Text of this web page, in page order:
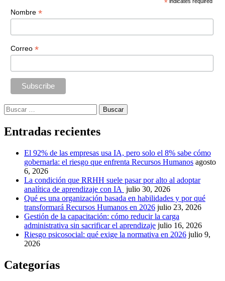
*
Nombre *
Correo *
Buscar:
Entradas recientes
El 92% de las empresas usa IA, pero solo el 8% sabe cómo
gobernarla: el riesgo que enfrenta Recursos Humanos agosto
6, 2026
La condición que RRHH suele pasar por alto al adoptar
analítica de aprendizaje con IA julio 30, 2026
Qué es una organización basada en habilidades y por qué
transformará Recursos Humanos en 2026 julio 23, 2026
Gestión de la capacitación: cómo reducir la carga
administrativa sin sacrificar el aprendizaje julio 16, 2026
Riesgo psicosocial: qué exige la normativa en 2026 julio 9,
2026
Categorías